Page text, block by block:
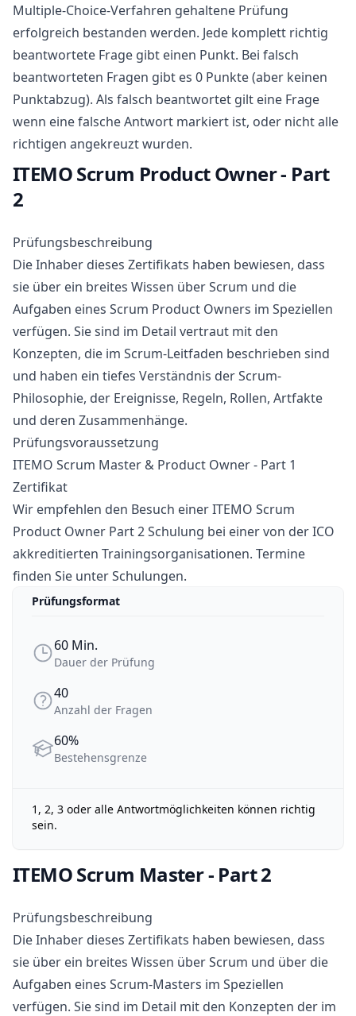
Multiple-Choice-Verfahren gehaltene Prüfung
erfolgreich bestanden werden. Jede komplett richtig
beantwortete Frage gibt einen Punkt. Bei falsch
beantworteten Fragen gibt es 0 Punkte (aber keinen
Punktabzug). Als falsch beantwortet gilt eine Frage
wenn eine falsche Antwort markiert ist, oder nicht alle
richtigen angekreuzt wurden.
ITEMO Scrum Product Owner - Part
2
Prüfungsbeschreibung
Die Inhaber dieses Zertifikats haben bewiesen, dass
sie über ein breites Wissen über Scrum und die
Aufgaben eines Scrum Product Owners im Speziellen
verfügen. Sie sind im Detail vertraut mit den
Konzepten, die im Scrum-Leitfaden beschrieben sind
und haben ein tiefes Verständnis der Scrum-
Philosophie, der Ereignisse, Regeln, Rollen, Artfakte
und deren Zusammenhänge.
Prüfungsvoraussetzung
ITEMO Scrum Master & Product Owner - Part 1
Zertifikat
Wir empfehlen den Besuch einer ITEMO Scrum
Product Owner Part 2 Schulung bei einer von der ICO
akkreditierten Trainingsorganisationen. Termine
finden Sie unterSchulungen.
Prüfungsformat
Dauer der Prüfung
60 Min.
Dauer der Prüfung
Anzahl der Fragen
40
Anzahl der Fragen
Bestehensgrenze
60%
Bestehensgrenze
1, 2, 3 oder alle Antwortmöglichkeiten können richtig
sein.
ITEMO Scrum Master - Part 2
Prüfungsbeschreibung
Die Inhaber dieses Zertifikats haben bewiesen, dass
sie über ein breites Wissen über Scrum und über die
Aufgaben eines Scrum-Masters im Speziellen
verfügen. Sie sind im Detail mit den Konzepten der im